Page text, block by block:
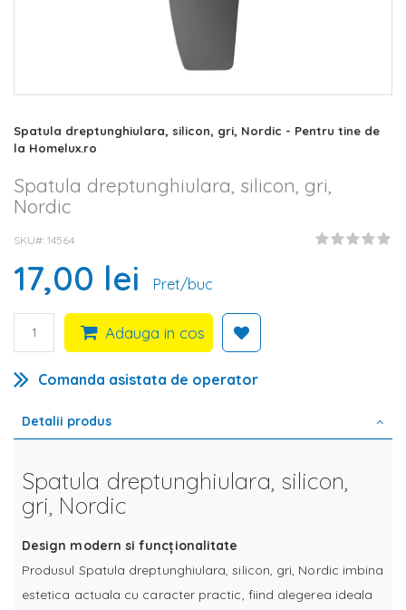
Skip
to
beginning
of
the
gallery
Spatula dreptunghiulara, silicon, gri, Nordic - Pentru tine de
la Homelux.ro
Spatula dreptunghiulara, silicon, gri,
Nordic
SKU# 14564
17,00 lei Pret/buc
Adauga in cos
Comanda asistata de operator
Detalii produs
Spatula dreptunghiulara, silicon,
gri, Nordic
Design modern si funcționalitate
Produsul Spatula dreptunghiulara, silicon, gri, Nordic imbina
estetica actuala cu caracter practic, fiind alegerea ideala